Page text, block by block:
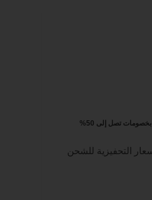
تصل إلى 50%
التحفيزية للشحن